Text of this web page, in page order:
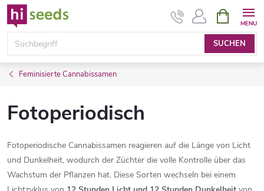
Zum
Inhalt
springen
SUCHEN
Feminisierte Cannabissamen
Fotoperiodisch
Fotoperiodische Cannabissamen reagieren auf die Länge von Licht
und Dunkelheit, wodurch der Züchter die volle Kontrolle über das
Wachstum der Pflanzen hat. Diese Sorten wechseln bei einem